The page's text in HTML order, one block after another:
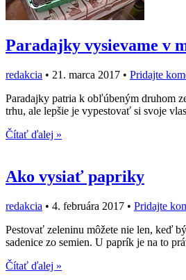
Paradajky vysievame v
redakcia • 21. marca 2017 • Pridajte
Paradajky patria k obľúbeným druhom
trhu, ale lepšie je vypestovať si svoje
Čítať ďalej »
Ako vysiať papriky
redakcia • 4. februára 2017 • Pridajte
Pestovať zeleninu môžete nie len, keď
sadenice zo semien. U paprík je na to
Čítať ďalej »